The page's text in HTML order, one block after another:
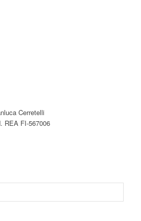
Cerretelli
REA FI-567006